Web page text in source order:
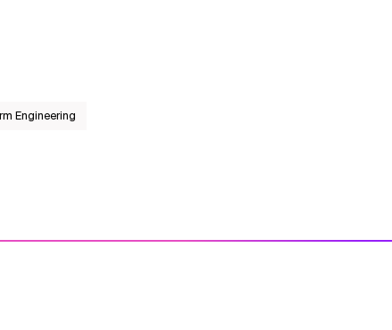
Engineering